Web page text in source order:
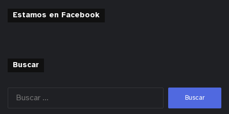
Estamos en Facebook
Buscar